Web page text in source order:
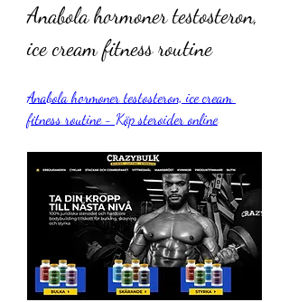
Anabola hormoner testosteron,
ice cream fitness routine
Anabola hormoner testosteron, ice cream
fitness routine - Köp steroider online